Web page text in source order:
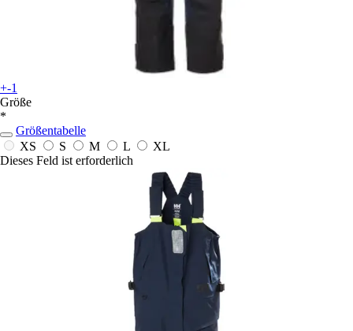
+-1
Größe
*
Größentabelle
XS
S M L
XL
Dieses Feld ist erforderlich